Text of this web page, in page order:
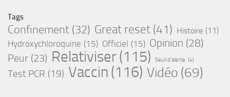
Tags
Confinement (32) Great reset (41) Histoire (11)
Hydroxychloroquine (15) Officiel (15) Opinion (28)
Peur (23) Relativiser(115) Seuil d'alerte (4)
Test PCR (19) Vaccin (116) Vidéo (69)